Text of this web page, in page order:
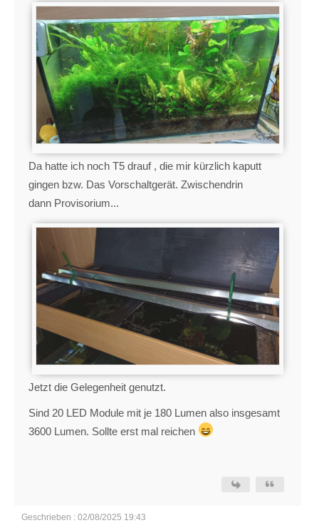
Da hatte ich noch T5 drauf , die mir kürzlich kaputt
gingen bzw. Das Vorschaltgerät. Zwischendrin
dann Provisorium...
Jetzt die Gelegenheit genutzt.
Sind 20 LED Module mit je 180 Lumen also insgesamt
3600 Lumen. Sollte erst mal reichen
Geschrieben : 02/08/2025 19:43